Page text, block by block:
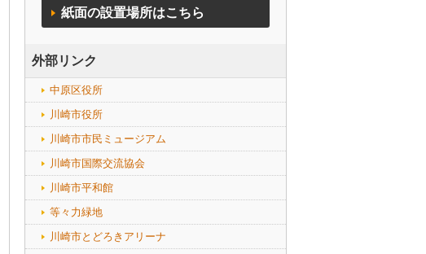
紙面の設置場所はこちら
外部リンク
中原区役所
川崎市役所
川崎市市民ミュージアム
川崎市国際交流協会
川崎市平和館
等々力緑地
川崎市とどろきアリーナ